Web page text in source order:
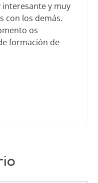
y muy
con los demás.
os
formación de